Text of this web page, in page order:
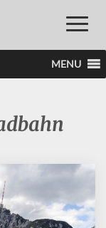
Toggle
MENU